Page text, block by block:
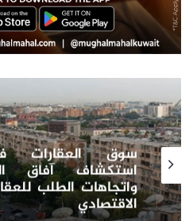
قمة مجلس التعاون
وتعاون وتنمّيه